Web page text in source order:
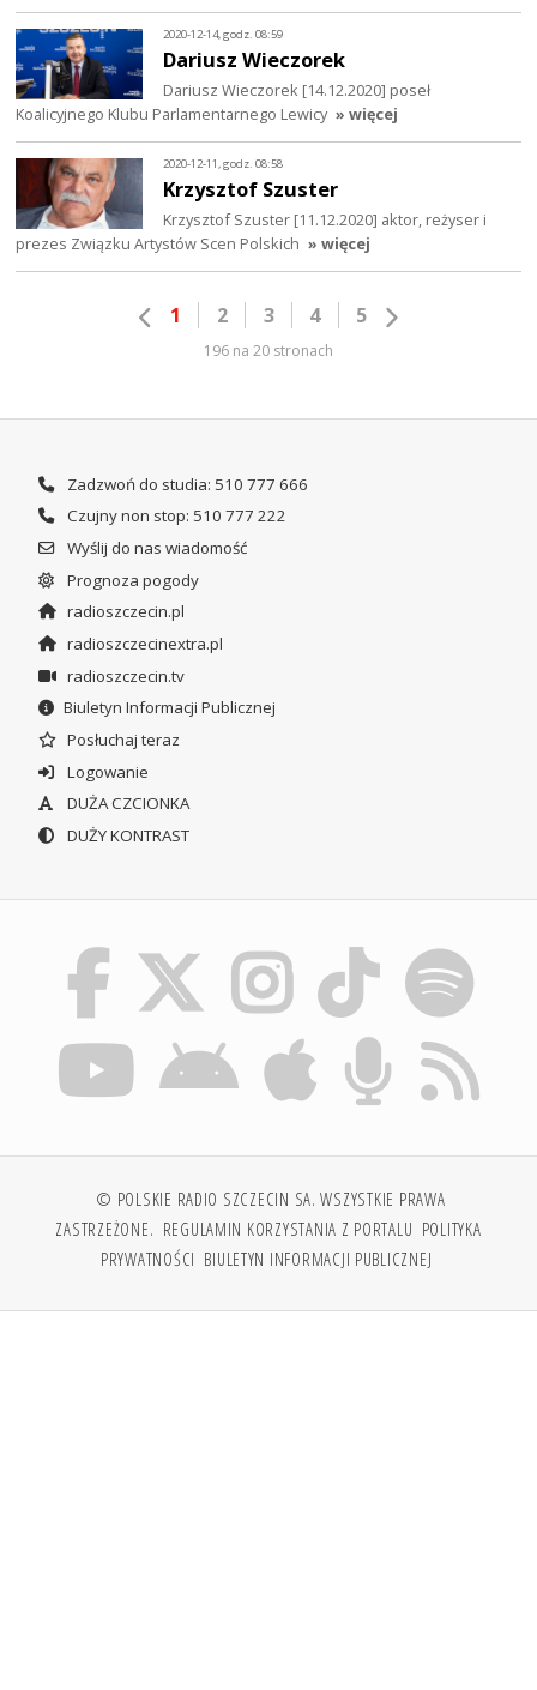
2020-12-14, godz. 08:59
Dariusz Wieczorek
Dariusz Wieczorek [14.12.2020] poseł
Koalicyjnego Klubu Parlamentarnego Lewicy » więcej
2020-12-11, godz. 08:58
Krzysztof Szuster
Krzysztof Szuster [11.12.2020] aktor, reżyser i
prezes Związku Artystów Scen Polskich » więcej
1 2 3 4 5
196 na 20 stronach
Zadzwoń do studia: 510 777 666
Czujny non stop: 510 777 222
Wyślij do nas wiadomość
Prognoza pogody
radioszczecin.pl
radioszczecinextra.pl
radioszczecin.tv
Biuletyn Informacji Publicznej
Posłuchaj teraz
Logowanie
DUŻA CZCIONKA
DUŻY KONTRAST
© POLSKIE RADIO SZCZECIN SA. WSZYSTKIE PRAWA
ZASTRZEŻONE. REGULAMIN KORZYSTANIA Z PORTALU POLITYKA
PRYWATNOŚCI BIULETYN INFORMACJI PUBLICZNEJ